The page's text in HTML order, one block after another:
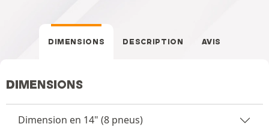
DIMENSIONS DESCRIPTION AVIS
DIMENSIONS
Dimension en 14" (8 pneus)